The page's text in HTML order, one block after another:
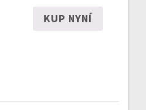
KUP NYNÍ